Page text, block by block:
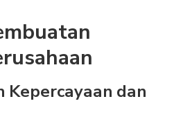
Kepercayaan dan